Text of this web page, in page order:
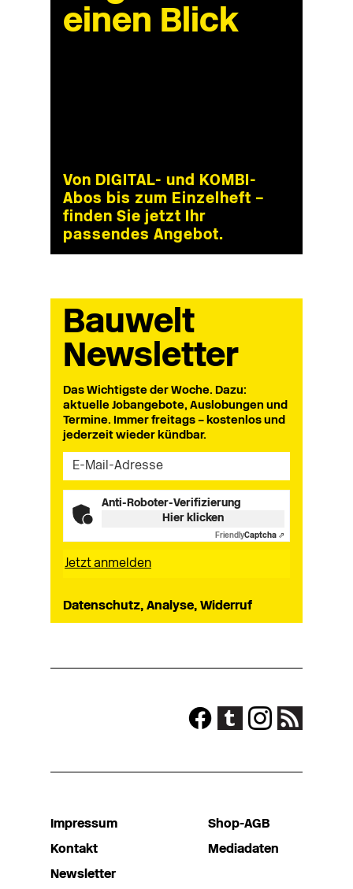
einen Blick
Von DIGITAL- und KOMBI-
Abos bis zum Einzelheft –
finden Sie jetzt Ihr
passendes Angebot.
Bauwelt
Newsletter
Das Wichtigste der Woche. Dazu:
aktuelle Jobangebote, Auslobungen und
Termine. Immer freitags – kostenlos und
jederzeit wieder kündbar.
Anti-Roboter-Verifizierung
Hier klicken
FriendlyCaptcha ⇗
Datenschutz, Analyse, Widerruf
Impressum
Kontakt
Newsletter
Shop-AGB
Mediadaten